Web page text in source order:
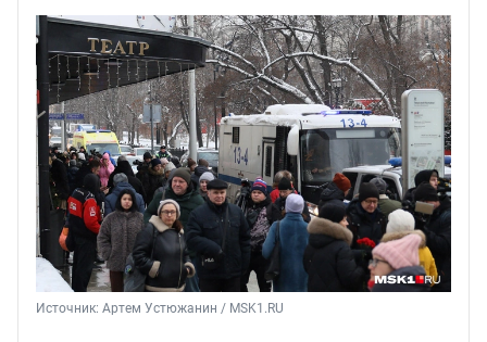
Источник: Артем Устюжанин / MSK1.RU